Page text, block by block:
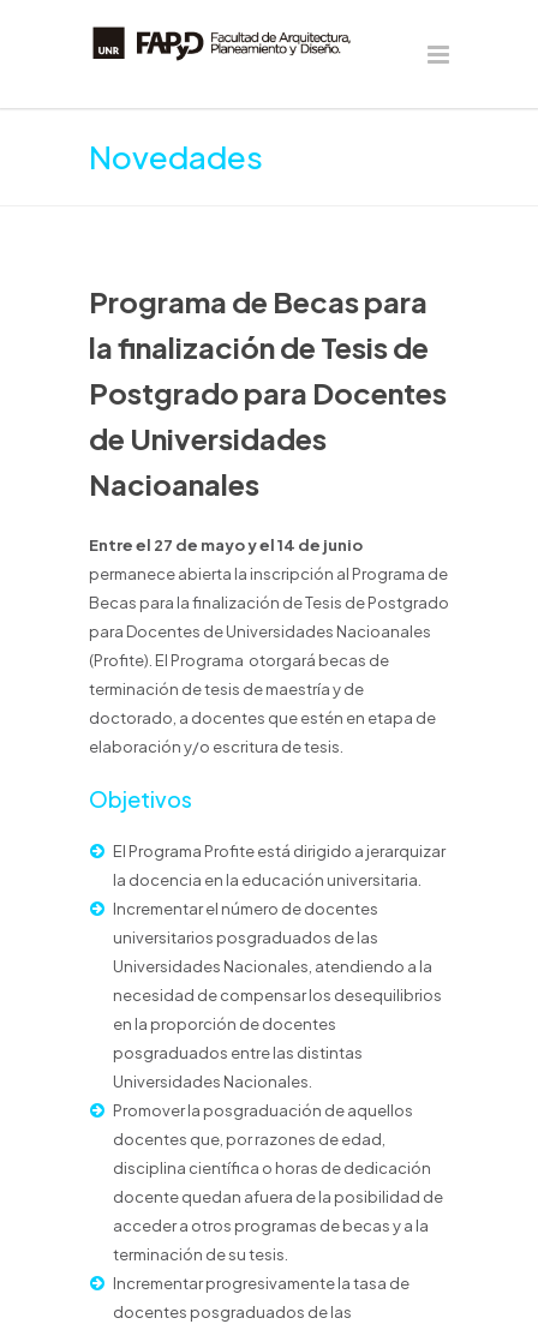
Novedades
Programa de Becas para
la finalización de Tesis de
Postgrado para Docentes
de Universidades
Nacioanales
Entre el 27 de mayo y el 14 de junio
permanece abierta la inscripción al Programa de
Becas para la finalización de Tesis de Postgrado
para Docentes de Universidades Nacioanales
(Profite). El Programa otorgará becas de
terminación de tesis de maestría y de
doctorado, a docentes que estén en etapa de
elaboración y/o escritura de tesis.
Objetivos
El Programa Profite está dirigido a jerarquizar
la docencia en la educación universitaria.
Incrementar el número de docentes
universitarios posgraduados de las
Universidades Nacionales, atendiendo a la
necesidad de compensar los desequilibrios
en la proporción de docentes
posgraduados entre las distintas
Universidades Nacionales.
Promover la posgraduación de aquellos
docentes que, por razones de edad,
disciplina científica o horas de dedicación
docente quedan afuera de la posibilidad de
acceder a otros programas de becas y a la
terminación de su tesis.
Incrementar progresivamente la tasa de
docentes posgraduados de las